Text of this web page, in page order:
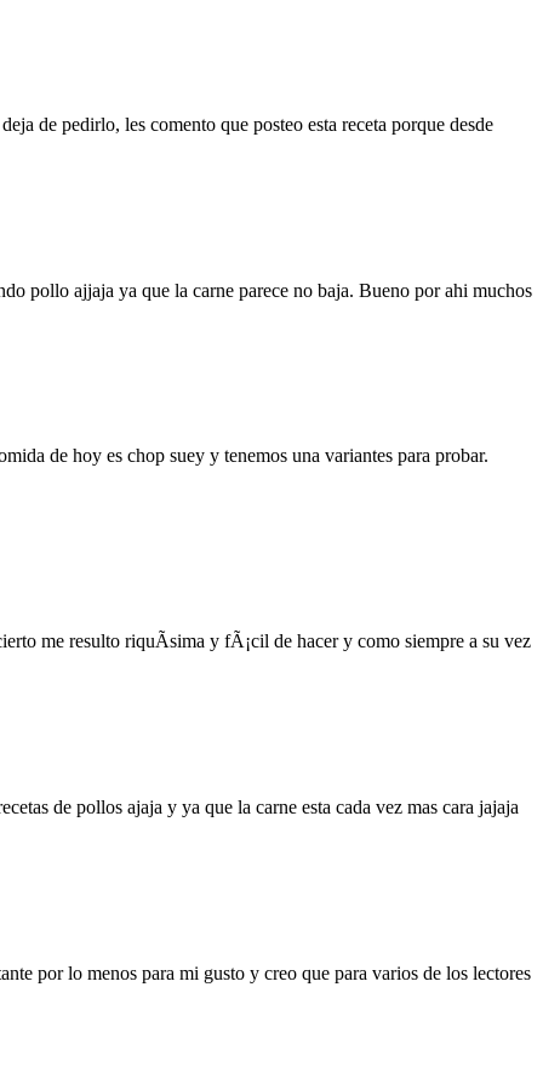
de pedirlo, les comento que posteo esta receta porque desde
pollo ajjaja ya que la carne parece no baja. Bueno por ahi muchos
de hoy es chop suey y tenemos una variantes para probar.
me resulto riquÃ­sima y fÃ¡cil de hacer y como siempre a su vez
de pollos ajaja y ya que la carne esta cada vez mas cara jajaja
por lo menos para mi gusto y creo que para varios de los lectores